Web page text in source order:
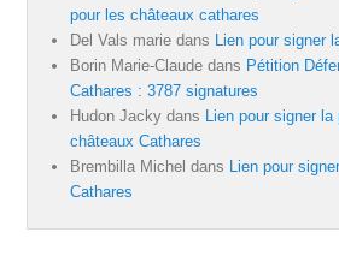
pour les châteaux cathares
Del Vals marie dans Lien pour signer
Borin Marie-Claude dans Pétition
Cathares : 3787 signatures
Hudon Jacky dans Lien pour signer
châteaux Cathares
Brembilla Michel dans Lien pour
Cathares